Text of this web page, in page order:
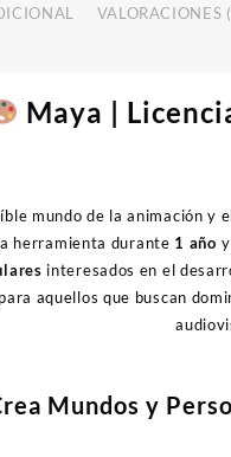
VALORACIONES
Maya |
mundo de la animación y
herramienta durante 1 año
interesados en el
aquellos que buscan
Mundos y